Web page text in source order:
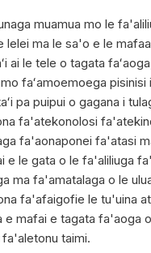
muamua mo le
ma le sa'o e le
ai le tele o tagata
faʻamoemoega
pa puipui o gagana i
fa'atekonolosi
fa'aonaponei fa'atasi
le gata o le fa'aliliuga
ma fa'amatalaga o le
fa'afaigofie le tu'uina
e mafai e tagata fa'aoga
taimi.